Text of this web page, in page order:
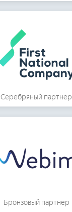
Серебряный партнер
Бронзовый партнер